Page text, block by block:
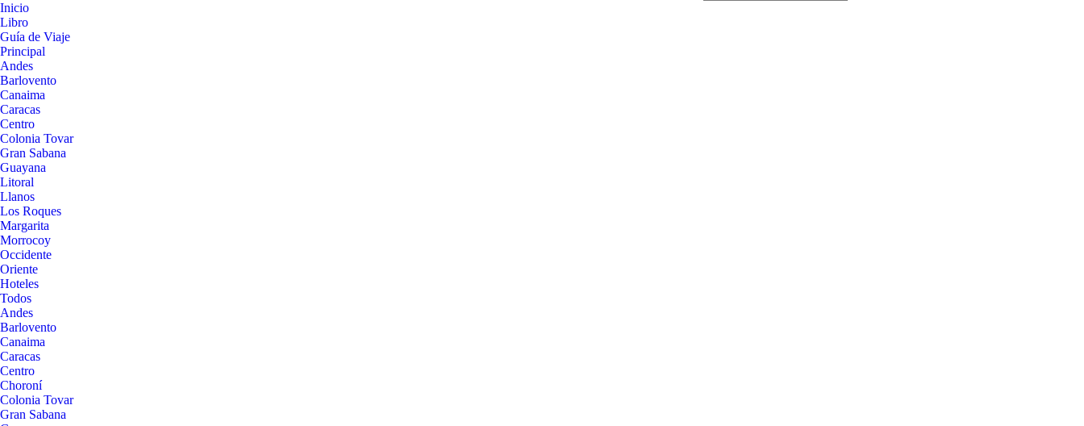
Inicio
Libro
Guía de Viaje
Principal
Andes
Barlovento
Canaima
Caracas
Centro
Colonia Tovar
Gran Sabana
Guayana
Litoral
Llanos
Los Roques
Margarita
Morrocoy
Occidente
Oriente
Hoteles
Todos
Andes
Barlovento
Canaima
Caracas
Centro
Choroní
Colonia Tovar
Gran Sabana